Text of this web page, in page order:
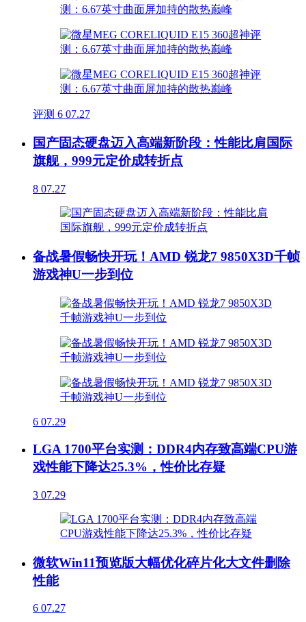
评测 6 07.27
国产固态硬盘迈入高端新阶段：性能比肩国际
旗舰，999元定价成转折点
8 07.27
备战暑假畅快开玩！AMD 锐龙7 9850X3D千帧
游戏神U一步到位
6 07.29
LGA 1700平台实测：DDR4内存致高端CPU游
戏性能下降达25.3%，性价比存疑
3 07.29
微软Win11预览版大幅优化碎片化大文件删除
性能
6 07.27